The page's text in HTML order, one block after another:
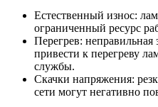
Естественный износ:
ограниченный ресурс
Перегрев: неправильная
привести к перегреву
службы.
Скачки напряжения:
сети могут негативно